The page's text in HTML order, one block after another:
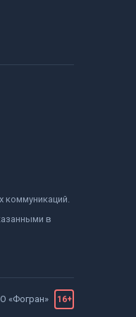
коммуникаций.
в
«Фогран» 16+